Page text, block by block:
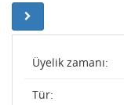
Üyelik zamanı:
Tür: